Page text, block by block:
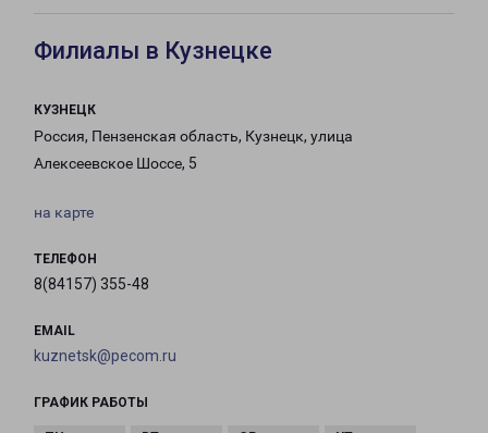
Филиалы в Кузнецке
КУЗНЕЦК
Россия, Пензенская область, Кузнецк, улица
Алексеевское Шоссе, 5
на карте
ТЕЛЕФОН
8(84157) 355-48
EMAIL
kuznetsk@pecom.ru
ГРАФИК РАБОТЫ